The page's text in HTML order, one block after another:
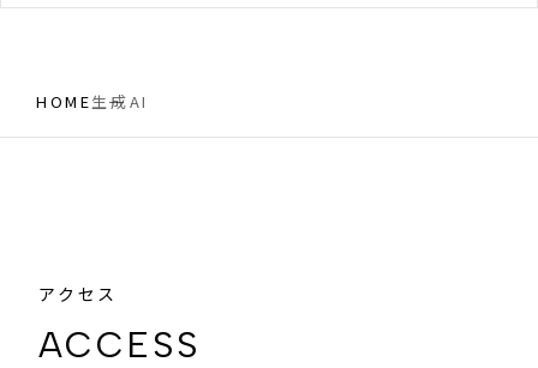
HOME生成AI
アクセス
ACCESS